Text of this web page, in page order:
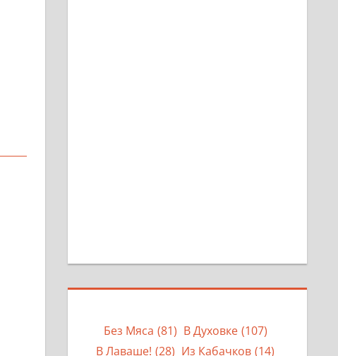
Без Мяса (81) В Духовке (107)
В Лаваше! (28) Из Кабачков (14)